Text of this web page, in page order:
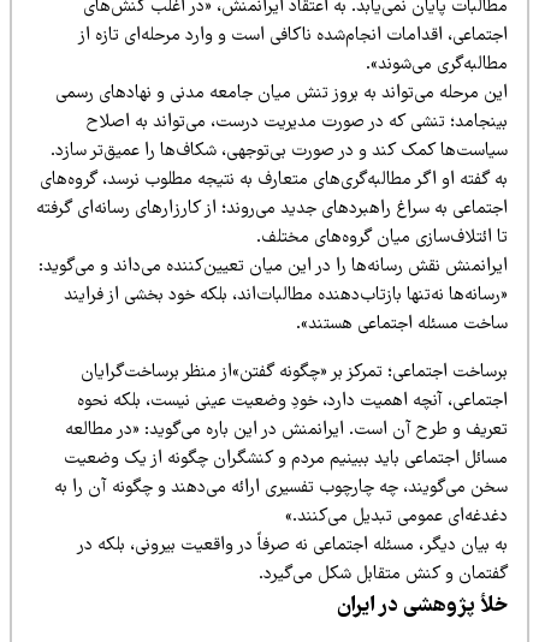
پایان نمی‌یابد. به اعتقاد ایرانمنش، «در اغلب کنش‌های
اقدامات انجام‌شده ناکافی است و وارد مرحله‌ای تازه از
می‌شوند».
مرحله می‌تواند به بروز تنش میان جامعه مدنی و نهادهای رسمی
تنشی که در صورت مدیریت درست، می‌تواند به اصلاح
کمک کند و در صورت بی‌توجهی، شکاف‌ها را عمیق‌تر سازد.
گفته او اگر مطالبه‌گری‌های متعارف به نتیجه مطلوب نرسد، گروه‌های
به سراغ راهبردهای جدید می‌روند؛ از کارزارهای رسانه‌ای گرفته
ائتلاف‌سازی میان گروه‌های مختلف.
نقش رسانه‌ها را در این میان تعیین‌کننده می‌داند و می‌گوید:
نه‌تنها بازتاب‌دهنده مطالبات‌اند، بلکه خود بخشی از فرایند
مسئله اجتماعی هستند».
اجتماعی؛ تمرکز بر «چگونه گفتن»از منظر برساخت‌گرایان
آنچه اهمیت دارد، خودِ وضعیت عینی نیست، بلکه نحوه
و طرح آن است. ایرانمنش در این باره می‌گوید: «در مطالعه
اجتماعی باید ببینیم مردم و کنشگران چگونه از یک وضعیت
می‌گویند، چه چارچوب تفسیری ارائه می‌دهند و چگونه آن را به
عمومی تبدیل می‌کنند.»
بیان دیگر، مسئله اجتماعی نه صرفاً در واقعیت بیرونی، بلکه در
و کنش متقابل شکل می‌گیرد.
پژوهشی در ایران